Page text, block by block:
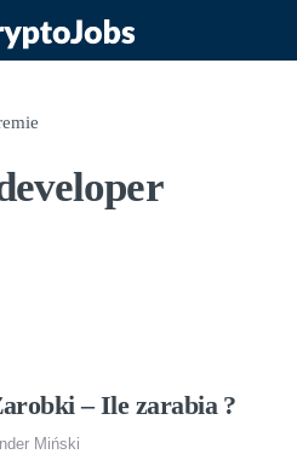
– Ile zarabia ?
Miński